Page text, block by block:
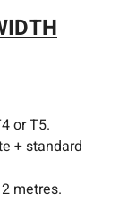
or T5.
+ standard
metres.